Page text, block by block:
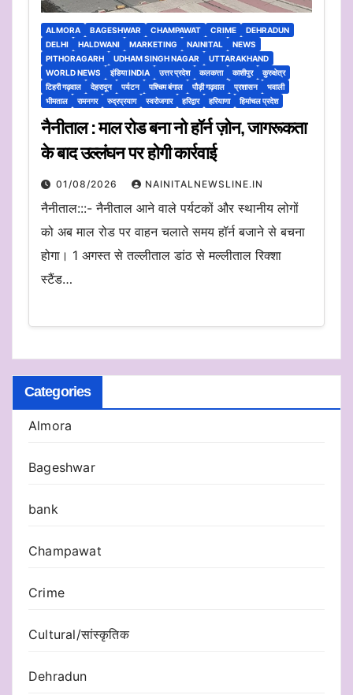
ALMORA BAGESHWAR CHAMPAWAT CRIME
DEHRADUN
DELHI
HALDWANI MARKETING NAINITAL
NEWS
PITHORAGARH
UDHAM SINGH NAGAR
UTTARAKHAND
WORLD NEWS
इंडिया INDIA उत्तर प्रदेश कलकत्ता काशीपुर
कुरुक्षेत्र
टिहरी गढ़वाल
देहरादून पर्यटन पश्चिम बंगाल पौड़ी गढ़वाल प्रशासन
भवाली
भीमताल
रामनगर रुद्रप्रयाग स्वरोजगार हरिद्वार हरियाणा हिमांचल प्रदेश
नैनीताल : माल रोड बना नो हॉर्न ज़ोन, जागरूकता
के बाद उल्लंघन पर होगी कार्रवाई
01/08/2026 NAINITALNEWSLINE.IN
नैनीताल:::- नैनीताल आने वाले पर्यटकों और स्थानीय लोगों
को अब माल रोड पर वाहन चलाते समय हॉर्न बजाने से बचना
होगा। 1 अगस्त से तल्लीताल डांठ से मल्लीताल रिक्शा
स्टैंड…
Categories
Almora
Bageshwar
bank
Champawat
Crime
Cultural/सांस्कृतिक
Dehradun